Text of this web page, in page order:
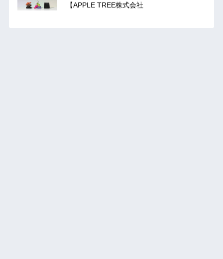
【APPLE TREE株式会社